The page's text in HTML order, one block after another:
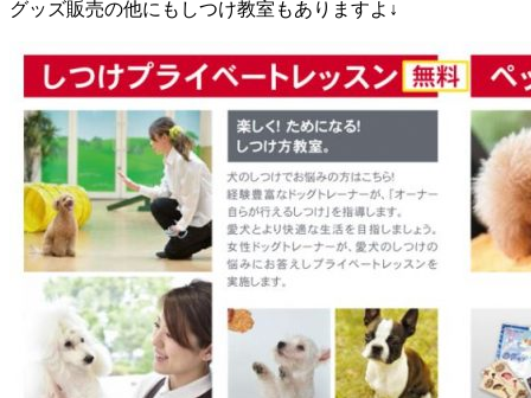
グッズ販売の他にもしつけ教室もありますよ↓